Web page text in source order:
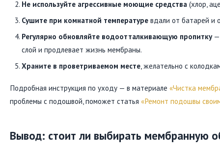
Не используйте агрессивные моющие средства (хлор,
Сушите при комнатной температуре вдали от батарей и
Регулярно обновляйте водоотталкивающую пропитку—
слой и продлевает жизнь мембраны.
Храните в проветриваемом месте, желательно с
Подробная инструкция по уходу — в материале «Чистка
проблемы с подошвой, поможет статья «Ремонт подошвы
Вывод: стоит ли выбирать мембранную